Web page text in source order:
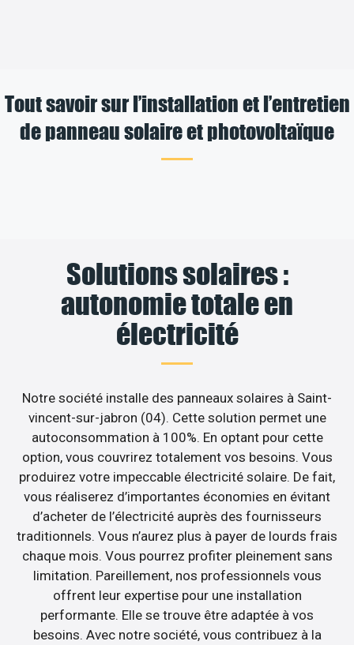
Tout savoir sur l’installation et l’entretien
de panneau solaire et photovoltaïque
Solutions solaires :
autonomie totale en
électricité
Notre société installe des panneaux solaires à Saint-
vincent-sur-jabron (04). Cette solution permet une
autoconsommation à 100%. En optant pour cette
option, vous couvrirez totalement vos besoins. Vous
produirez votre impeccable électricité solaire. De fait,
vous réaliserez d’importantes économies en évitant
d’acheter de l’électricité auprès des fournisseurs
traditionnels. Vous n’aurez plus à payer de lourds frais
chaque mois. Vous pourrez profiter pleinement sans
limitation. Pareillement, nos professionnels vous
offrent leur expertise pour une installation
performante. Elle se trouve être adaptée à vos
besoins. Avec notre société, vous contribuez à la